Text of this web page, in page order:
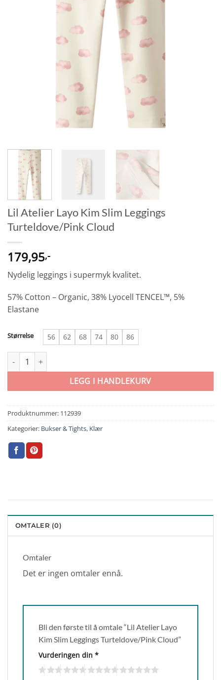
Lil Atelier Layo Kim Slim Leggings
Turteldove/Pink Cloud
179,95,-
Nydelig leggings i supermyk kvalitet.
57% Cotton – Organic, 38% Lyocell TENCEL™, 5%
Elastane
Størrelse 56 62 68 74 80 86
Lil Atelier Layo Kim Slim Leggings Turteldove/Pink Cloud antall
LEGG I HANDLEKURV
Produktnummer: 112939
Kategorier: Bukser & Tights, Klær
OMTALER (0)
Omtaler
Det er ingen omtaler ennå.
Bli den første til å omtale “Lil Atelier Layo
Kim Slim Leggings Turteldove/Pink Cloud”
Vurderingen din *